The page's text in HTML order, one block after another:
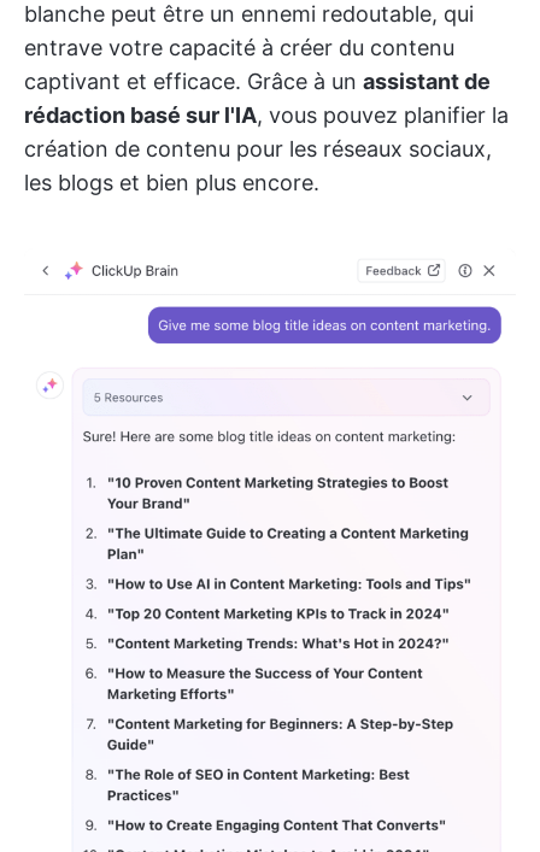
blanche peut être un ennemi redoutable, qui
entrave votre capacité à créer du contenu
captivant et efficace. Grâce à un assistant de
rédaction basé sur l'IA, vous pouvez planifier la
création de contenu pour les réseaux sociaux,
les blogs et bien plus encore.